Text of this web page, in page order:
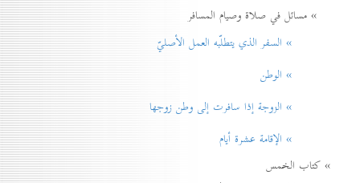
» مسائل في صلاة وصيام المسافر
» السفر الذي يتطلّبه العمل الأصليّ
» الوطن
» الزوجة إذا سافرت إلی وطن زوجها
» الإقامة عشرة أيام
» كتاب الخمس